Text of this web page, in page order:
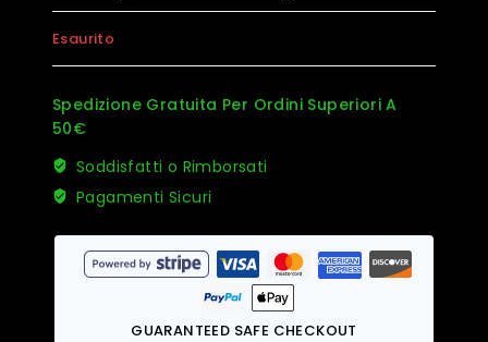
Esaurito
Spedizione Gratuita Per Ordini Superiori A
50€
Soddisfatti o Rimborsati
Pagamenti Sicuri
GUARANTEED SAFE CHECKOUT